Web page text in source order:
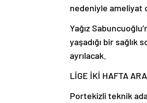
nedeniyle ameliyat
Yağız
yaşadığı bir sağlık
ayrılacak.
LİGE İKİ HAFTA
Portekizli teknik